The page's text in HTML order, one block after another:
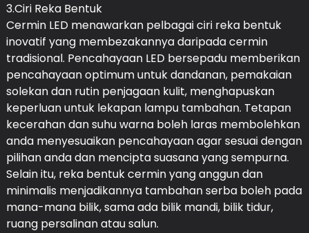
3.Ciri Reka Bentuk
Cermin LED menawarkan pelbagai ciri reka bentuk
inovatif yang membezakannya daripada cermin
tradisional. Pencahayaan LED bersepadu memberikan
pencahayaan optimum untuk dandanan, pemakaian
solekan dan rutin penjagaan kulit, menghapuskan
keperluan untuk lekapan lampu tambahan. Tetapan
kecerahan dan suhu warna boleh laras membolehkan
anda menyesuaikan pencahayaan agar sesuai dengan
pilihan anda dan mencipta suasana yang sempurna.
Selain itu, reka bentuk cermin yang anggun dan
minimalis menjadikannya tambahan serba boleh pada
mana-mana bilik, sama ada bilik mandi, bilik tidur,
ruang persalinan atau salun.